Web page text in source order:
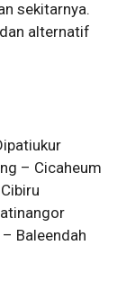
sekitarnya.
alternatif
– Cicaheum
Baleendah